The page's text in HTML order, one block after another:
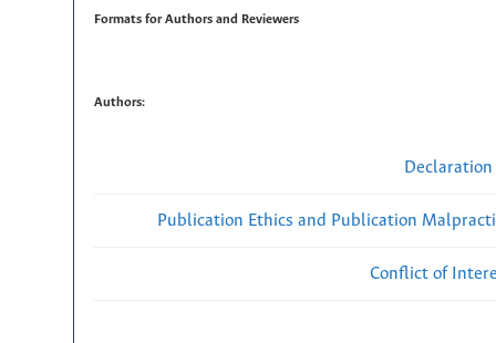
Formats for Authors and Reviewers
Authors:
Publication Ethics and Publication
Conflict of